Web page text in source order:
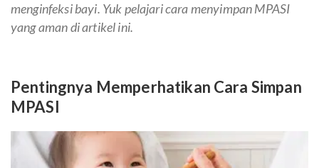
menginfeksi bayi. Yuk pelajari cara menyimpan MPASI
yang aman di artikel ini.
Pentingnya Memperhatikan Cara Simpan
MPASI